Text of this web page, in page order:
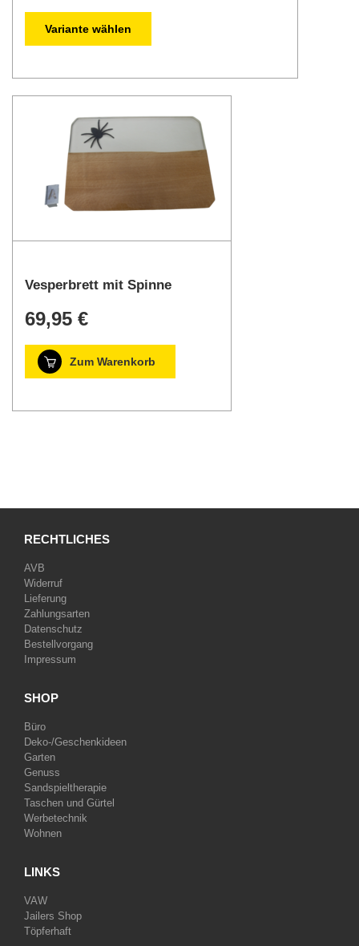
Variante wählen
Vesperbrett mit Spinne
69,95 €
Zum Warenkorb
RECHTLICHES
AVB
Widerruf
Lieferung
Zahlungsarten
Datenschutz
Bestellvorgang
Impressum
SHOP
Büro
Deko-/Geschenkideen
Garten
Genuss
Sandspieltherapie
Taschen und Gürtel
Werbetechnik
Wohnen
LINKS
VAW
Jailers Shop
Töpferhaft